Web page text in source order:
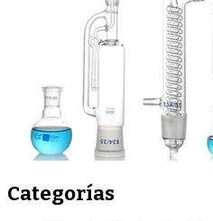
Categorías